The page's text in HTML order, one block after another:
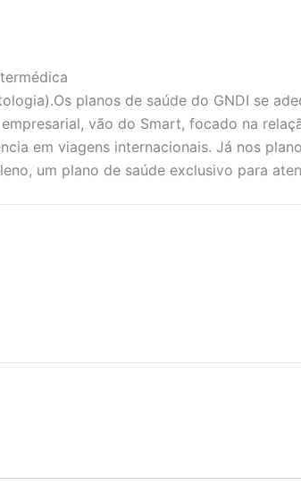
planos de saúde do GNDI se
vão do Smart, focado na
em viagens internacionais. Já nos
um plano de saúde exclusivo para